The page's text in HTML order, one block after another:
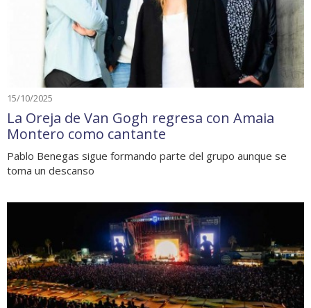
15/10/2025
La Oreja de Van Gogh regresa con Amaia
Montero como cantante
Pablo Benegas sigue formando parte del grupo aunque se
toma un descanso